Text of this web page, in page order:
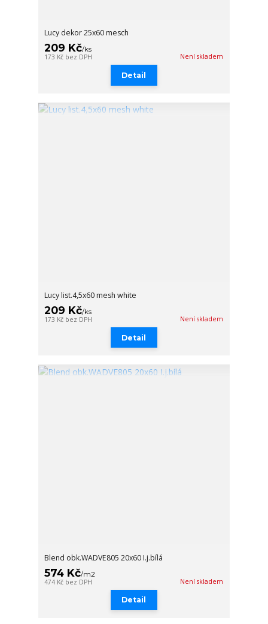
Lucy dekor 25x60 mesch
209 Kč/ks
173 Kč bez DPH Není skladem
Detail
Lucy list.4,5x60 mesh white
209 Kč/ks
173 Kč bez DPH Není skladem
Detail
Blend obk.WADVE805 20x60 I.j.bílá
574 Kč/m2
474 Kč bez DPH Není skladem
Detail